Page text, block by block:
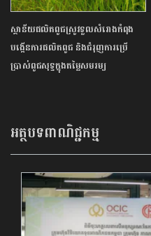
ស្ថានីយផលិតពូជស្រូវទួលសំរោងកំពុង
បង្កើនការផលិតពូជ និងជំរុញការប្រើ
ប្រាស់ពូជសុទ្ធក្នុងតម្លៃសមរម្យ
អត្ថបទពាណិជ្ជកម្ម